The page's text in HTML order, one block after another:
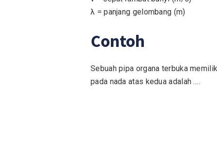
λ = panjang gelombang (m)
Contoh
Sebuah pipa organa terbuka
pada nada atas kedua adalah ….